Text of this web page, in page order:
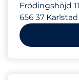
Frödingshöjd 11
656 37 Karlstad